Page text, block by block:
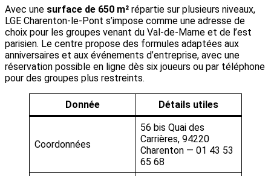
Avec une surface de 650 m² répartie sur plusieurs niveaux,
LGE Charenton-le-Pont s’impose comme une adresse de
choix pour les groupes venant du Val-de-Marne et de l’est
parisien. Le centre propose des formules adaptées aux
anniversaires et aux événements d’entreprise, avec une
réservation possible en ligne dès six joueurs ou par téléphone
pour des groupes plus restreints.
Donnée Détails utiles
Coordonnées
56 bis Quai des
Carrières, 94220
Charenton — 01 43 53
65 68